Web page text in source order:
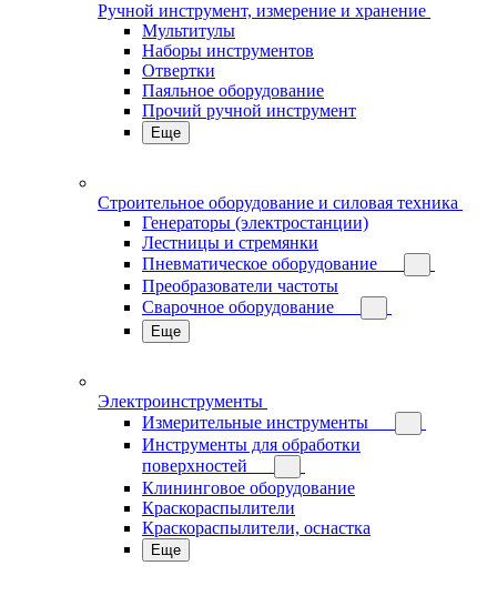
Ручной инструмент, измерение и хранение
Мультитулы
Наборы инструментов
Отвертки
Паяльное оборудование
Прочий ручной инструмент
Еще
Строительное оборудование и силовая техника
Генераторы (электростанции)
Лестницы и стремянки
Пневматическое оборудование
Преобразователи частоты
Сварочное оборудование
Еще
Электроинструменты
Измерительные инструменты
Инструменты для обработки
поверхностей
Клининговое оборудование
Краскораспылители
Краскораспылители, оснастка
Еще